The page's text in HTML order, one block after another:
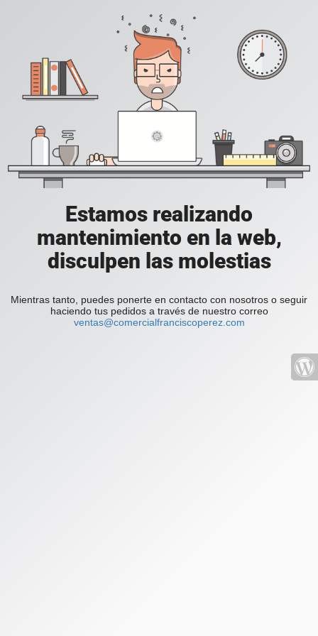
Estamos realizando
mantenimiento en la web,
disculpen las molestias
Mientras tanto, puedes ponerte en contacto con nosotros o seguir
haciendo tus pedidos a través de nuestro correo
ventas@comercialfranciscoperez.com